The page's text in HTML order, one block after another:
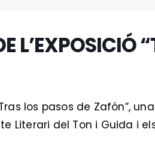
L’EXPOSICIÓ
los pasos de Zafón”,
Literari del Ton i Guida i